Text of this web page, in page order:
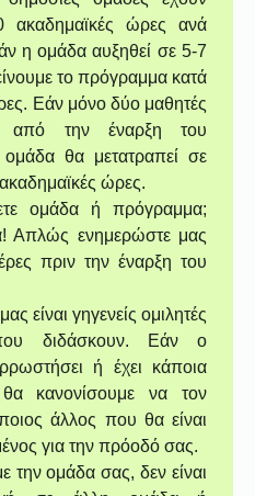
ακαδημαϊκές ώρες ανά
η ομάδα αυξηθεί σε 5-7
το πρόγραμμα κατά
Εάν μόνο δύο μαθητές
από την έναρξη του
θα μετατραπεί σε
ώρες.
ομάδα ή πρόγραμμα;
Απλώς ενημερώστε μας
πριν την έναρξη του
είναι γηγενείς ομιλητές
διδάσκουν. Εάν ο
ή έχει κάποια
κανονίσουμε να τον
άλλος που θα είναι
για την πρόοδό σας.
την ομάδα σας, δεν είναι